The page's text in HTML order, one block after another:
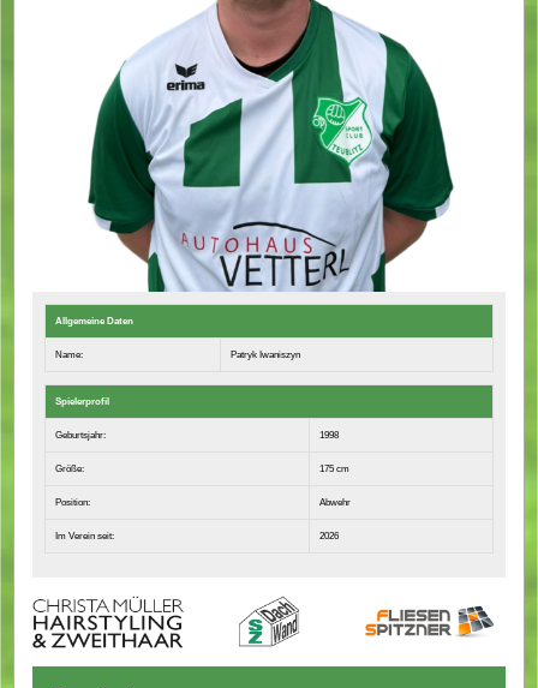
Allgemeine Daten
Name: Patryk Iwaniszyn
Spielerprofil
Geburtsjahr: 1998
Größe: 175 cm
Position: Abwehr
Im Verein seit: 2026